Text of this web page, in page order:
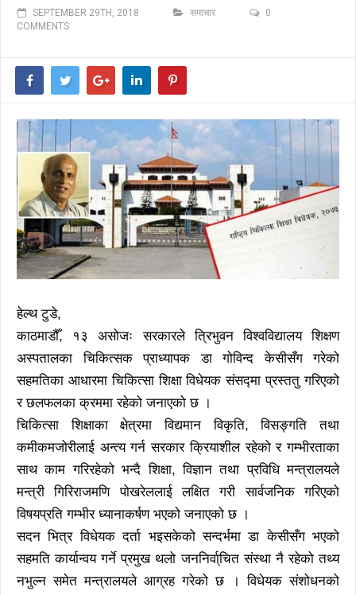
SEPTEMBER 29TH, 2018 समाचार
0
COMMENTS
हेल्थ टुडे,
काठमाडौँ, १३ असोजः सरकारले त्रिभुवन विश्वविद्यालय शिक्षण
अस्पतालका चिकित्सक प्राध्यापक डा गोविन्द केसीसँग गरेको
सहमतिका आधारमा चिकित्सा शिक्षा विधेयक संसद्मा प्रस्ततु गरिएको
र छलफलका क्रममा रहेको जनाएको छ ।
चिकित्सा शिक्षाका क्षेत्रमा विद्यमान विकृति, विसङ्गति तथा
कमीकमजोरीलाई अन्त्य गर्न सरकार क्रियाशील रहेको र गम्भीरताका
साथ काम गरिरहेको भन्दै शिक्षा, विज्ञान तथा प्रविधि मन्त्रालयले
मन्त्री गिरिराजमणि पोखरेललाई लक्षित गरी सार्वजनिक गरिएको
विषयप्रति गम्भीर ध्यानाकर्षण भएको जनाएको छ ।
सदन भित्र विधेयक दर्ता भइसकेको सन्दर्भमा डा केसीसँग भएको
सहमति कार्यान्वय गर्ने प्रमुख थलो जननिर्वा्चित संस्था नै रहेको तथ्य
नभुल्न समेत मन्त्रालयले आग्रह गरेको छ । विधेयक संशोधनको